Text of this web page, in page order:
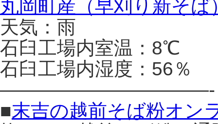
丸岡町産（早刈り新そば
天気：雨
石臼工場内室温：8℃
石臼工場内湿度：56％
———————————-
■末吉の越前そば粉オン